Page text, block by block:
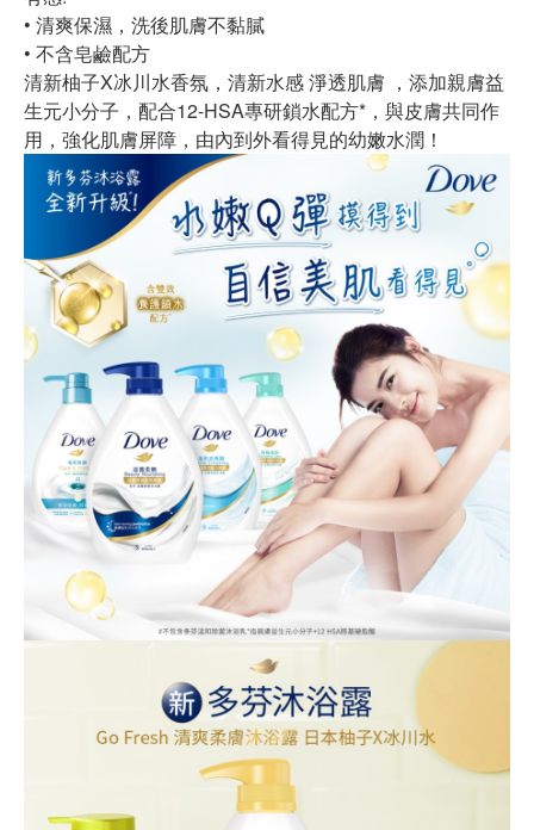
• 清爽保濕，洗後肌膚不黏膩
• 不含皂鹼配方
清新柚子X冰川水香氛，清新水感 淨透肌膚 ，添加親膚益
生元小分子，配合12-HSA專研鎖水配方*，與皮膚共同作
用，強化肌膚屏障，由內到外看得見的幼嫩水潤！